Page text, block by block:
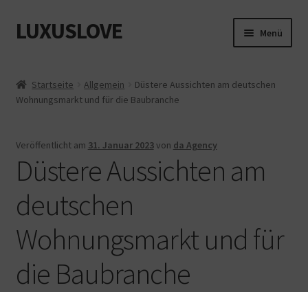
Zur
Navigation
Zum
Inhalt
LUXUSLOVE Menü
Cookie-Richtlinie (EU)
Datenschutz
Impressum
Kasse
Mein Konto
Shop
Startseite Allgemein
Düstere Aussichten am deutschen
Wohnungsmarkt und für die Baubranche
Veröffentlicht am 31. Januar 2023von da Agency
Düstere Aussichten am
deutschen
Wohnungsmarkt und für
die Baubranche